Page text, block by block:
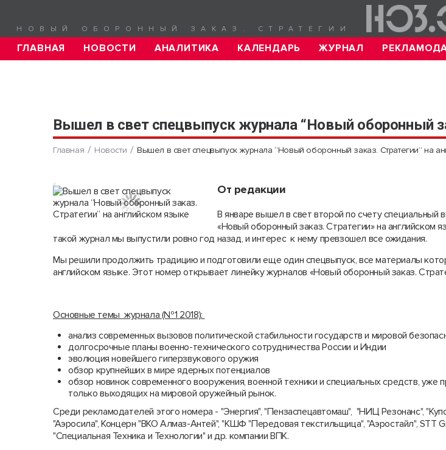
НОВЫЙ ОБОРОННЫЙ ЗАКАЗ. СТРАТЕГИИ
ГЛАВНАЯ НОВОСТИ АНАЛИТИКА КАЛЕНДАРЬ ЖУРНАЛ
Вышел в свет спецвыпуск журнала “Новый оборонный
Главная Новости Вышел в свет спецвыпуск журнала “Новый оборонный заказ. Стратегии” на
От редакции
В январе вышел в свет второй по счету специальный
«Новый оборонный заказ. Стратегии» на английском
такой журнал мы выпустили ровно год назад, и интерес к нему превзошел все ожидания.
Мы решили продолжить традицию и подготовили еще один спецвыпуск, все материалы
английском языке. Этот номер открывает линейку журналов «Новый оборонный заказ.
Основные темы журнала (№1 2018):
анализ современных вызовов политической стабильности государств и мировой
долгосрочные планы военно-технического сотрудничества России и Индии
эволюция новейшего гиперзвукового оружия
обзор крупнейших в мире ядерных потенциалов
обзор новинок современного вооружения, военной техники и специальных средств, уже
только выходящих на мировой оружейный рынок.
Среди рекламодателей этого номера - "Энергия", "Пензаспецавтомаш", "НИЦ Резонанс",
"Аэросила", Концерн "ВКО Алмаз-Антей", "КШФ "Передовая текстильщица", "Аэростайл", STT
"Специальная Техника и Технологии" и др. компании ВПК.